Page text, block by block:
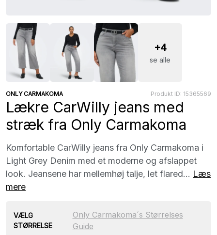
+4
se alle
ONLY CARMAKOMA Produkt ID: 15365569
Lækre CarWilly jeans med
stræk fra Only Carmakoma
Komfortable CarWilly jeans fra Only Carmakoma i
Light Grey Denim med et moderne og afslappet
look. Jeansene har mellemhøj talje, let flared... Læs
mere
VÆLG
STØRRELSE
Only Carmakoma´s Størrelses
Guide